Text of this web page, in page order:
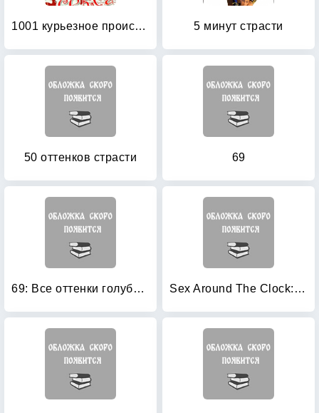
1001 курьезное происшествие из мира секса 5 минут страсти
50 оттенков страсти 69
69: Все оттенки голубого Sex Around The Clock: Секс вокруг часов